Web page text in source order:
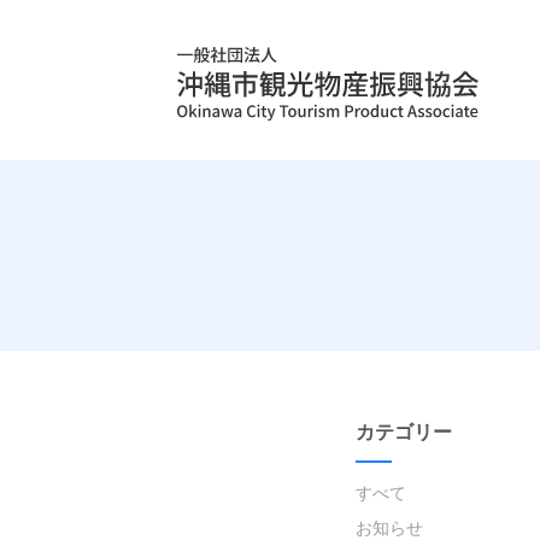
カテゴリー
すべて
お知らせ